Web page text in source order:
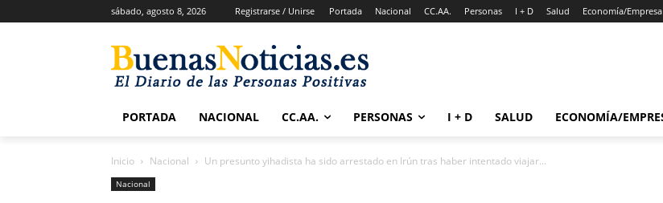
sábado, agosto 8, 2026 Registrarse / Unirse Portada Nacional CC.AA. Personas I + D Salud Economía/Empresa
PORTADA NACIONAL CC.AA. PERSONAS I + D SALUD ECONOMÍA/
Inicio Nacional Un presunto yihadista ha sido arrestado en Irún tras haber intentado viajar...
Nacional